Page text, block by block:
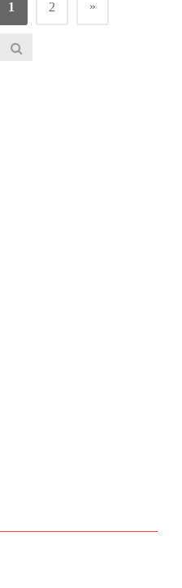
1 2 »